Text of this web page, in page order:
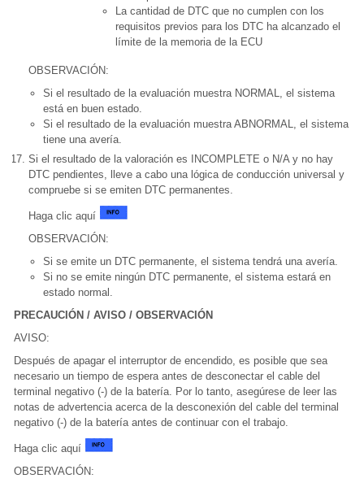
La cantidad de DTC que no cumplen con los
requisitos previos para los DTC ha alcanzado el
límite de la memoria de la ECU
OBSERVACIÓN:
Si el resultado de la evaluación muestra NORMAL, el sistema
está en buen estado.
Si el resultado de la evaluación muestra ABNORMAL, el sistema
tiene una avería.
Si el resultado de la valoración es INCOMPLETE o N/A y no hay
DTC pendientes, lleve a cabo una lógica de conducción universal y
compruebe si se emiten DTC permanentes.
Haga clic aquí
OBSERVACIÓN:
Si se emite un DTC permanente, el sistema tendrá una avería.
Si no se emite ningún DTC permanente, el sistema estará en
estado normal.
PRECAUCIÓN / AVISO / OBSERVACIÓN
AVISO:
Después de apagar el interruptor de encendido, es posible que sea
necesario un tiempo de espera antes de desconectar el cable del
terminal negativo (-) de la batería. Por lo tanto, asegúrese de leer las
notas de advertencia acerca de la desconexión del cable del terminal
negativo (-) de la batería antes de continuar con el trabajo.
Haga clic aquí
OBSERVACIÓN: